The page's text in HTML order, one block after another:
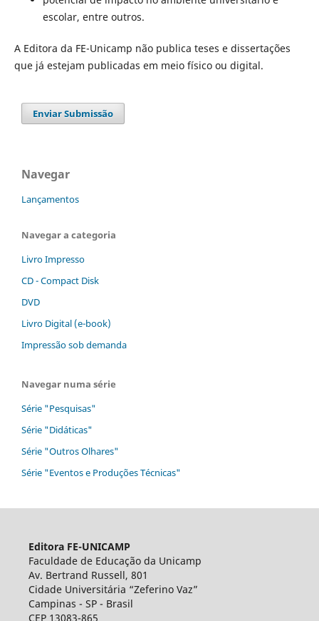
escolar, entre outros.
A Editora da FE-Unicamp não publica teses e dissertações
que já estejam publicadas em meio físico ou digital.
Enviar Submissão
Navegar
Lançamentos
Navegar a categoria
Livro Impresso
CD - Compact Disk
DVD
Livro Digital (e-book)
Impressão sob demanda
Navegar numa série
Série "Pesquisas"
Série "Didáticas"
Série "Outros Olhares"
Série "Eventos e Produções Técnicas"
Editora FE-UNICAMP
Faculdade de Educação da Unicamp
Av. Bertrand Russell, 801
Cidade Universitária “Zeferino Vaz”
Campinas - SP - Brasil
CEP 13083-865